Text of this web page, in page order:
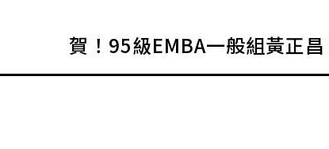
賀！95級EMBA一般組黃正